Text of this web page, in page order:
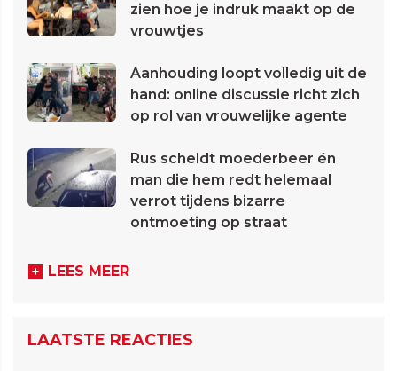
zien hoe je indruk maakt op de
vrouwtjes
Aanhouding loopt volledig uit de
hand: online discussie richt zich
op rol van vrouwelijke agente
Rus scheldt moederbeer én
man die hem redt helemaal
verrot tijdens bizarre
ontmoeting op straat
LEES MEER
LAATSTE REACTIES